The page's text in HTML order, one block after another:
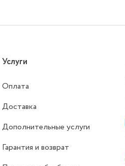
Услуги
Оплата
Доставка
Дополнительные услуги
Гарантия и возврат